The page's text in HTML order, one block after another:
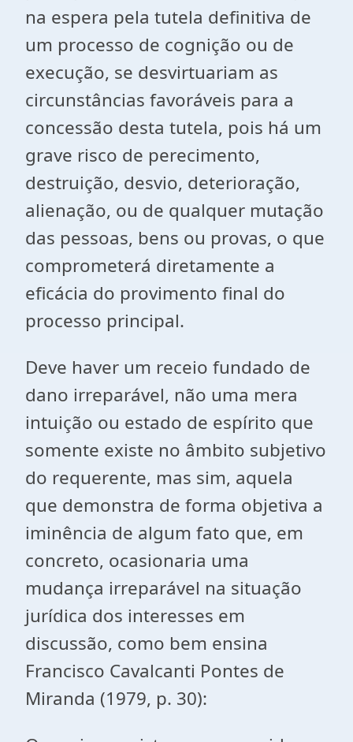
na espera pela tutela definitiva de
um processo de cognição ou de
execução, se desvirtuariam as
circunstâncias favoráveis para a
concessão desta tutela, pois há um
grave risco de perecimento,
destruição, desvio, deterioração,
alienação, ou de qualquer mutação
das pessoas, bens ou provas, o que
comprometerá diretamente a
eficácia do provimento final do
processo principal.
Deve haver um receio fundado de
dano irreparável, não uma mera
intuição ou estado de espírito que
somente existe no âmbito subjetivo
do requerente, mas sim, aquela
que demonstra de forma objetiva a
iminência de algum fato que, em
concreto, ocasionaria uma
mudança irreparável na situação
jurídica dos interesses em
discussão, como bem ensina
Francisco Cavalcanti Pontes de
Miranda (1979, p. 30):